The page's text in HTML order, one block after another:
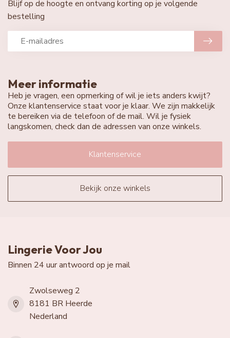
Meer informatie
Heb je vragen, een opmerking of wil je iets anders kwijt?
Onze klantenservice staat voor je klaar. We zijn makkelijk
te bereiken via de telefoon of de mail. Wil je fysiek
langskomen, check dan de adressen van onze winkels.
Klantenservice
Bekijk onze winkels
Blijf op de hoogte en ontvang korting op je volgende
bestelling
Lingerie Voor Jou
Binnen 24 uur antwoord op je mail
Zwolseweg 2
8181 BR Heerde
Nederland